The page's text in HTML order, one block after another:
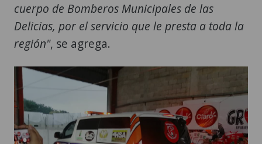
cuerpo de Bomberos Municipales de las
Delicias, por el servicio que le presta a toda la
región", se agrega.